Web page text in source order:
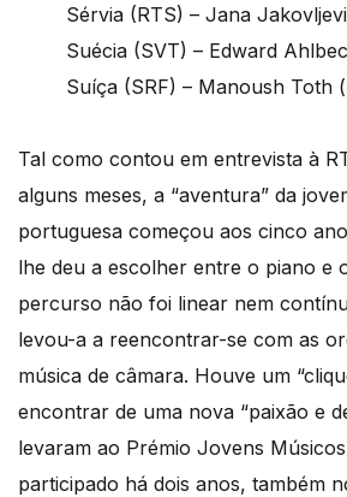
Sérvia (RTS) – Jana
Suécia (SVT) – Edward
Suíça (SRF) – Manoush Toth
Tal como contou em entrevista à
alguns meses, a “aventura” da
portuguesa começou aos cinco
lhe deu a escolher entre o piano e
percurso não foi linear nem
levou-a a reencontrar-se com as
música de câmara. Houve um
encontrar de uma nova “paixão e
levaram ao Prémio Jovens
participado há dois anos, também